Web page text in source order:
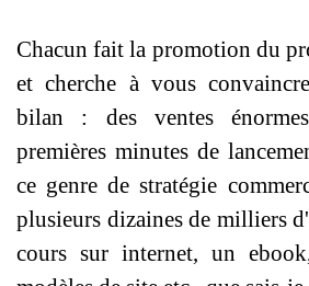
Chacun fait la promotion du
et cherche à vous
bilan : des ventes
premières minutes de
ce genre de stratégie
plusieurs dizaines de milliers
cours sur internet, un